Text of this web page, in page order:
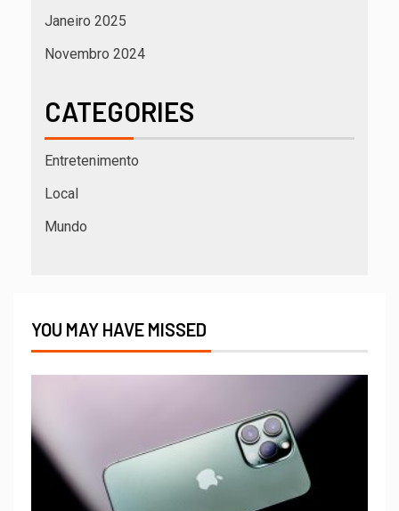
Janeiro 2025
Novembro 2024
CATEGORIES
Entretenimento
Local
Mundo
YOU MAY HAVE MISSED